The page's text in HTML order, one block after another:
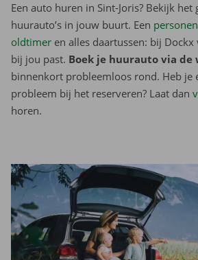
Een auto huren in Sint-Joris? Bekijk het
huurauto’s in jouw buurt. Een
oldtimer en alles daartussen: bij
bij jou past. Boek je huurauto via de
binnenkort probleemloos rond. Heb je
probleem bij het reserveren? Laat dan
horen.